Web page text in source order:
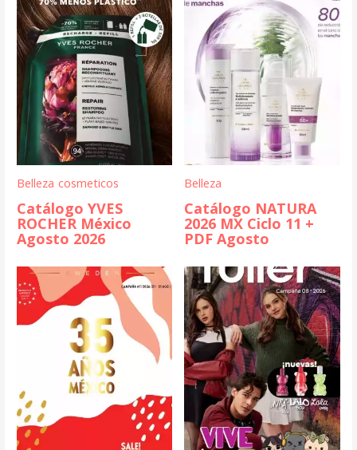
Belleza cosmeticos
Catálogo YVES
ROCHER México
Agosto 2026
Belleza
Catálogo NATURA
2026 MX Ciclo 11 +
PDF Agosto